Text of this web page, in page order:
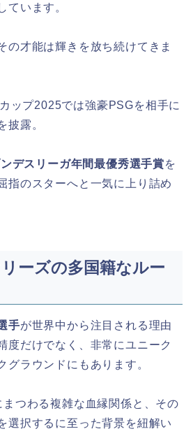
ています。
の才能は輝きを放ち続けてきま
ップ2025では強豪PSGを相手に
披露。
デスリーガ年間最優秀選手賞を
指のスターへと一気に上り詰め
ーズの多国籍なルー
手が世界中から注目される理由
度だけでなく、非常にユニーク
グラウンドにもあります。
まつわる複雑な血縁関係と、その
選択するに至った背景を紐解い